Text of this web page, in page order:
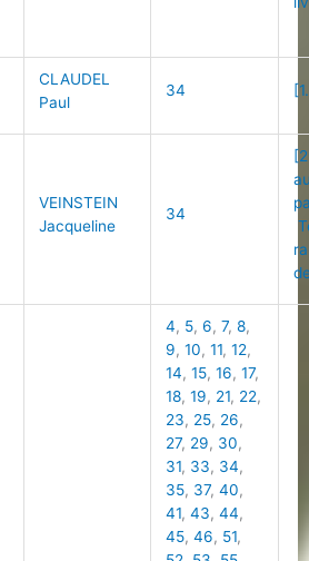
CLAUDEL
Paul
34
VEINSTEIN
Jacqueline
34
4, 5,6,7,8,
9,10,11,12,
14,15,16,17,
18,19, 21, 22,
23, 25, 26,
27, 29, 30,
31, 33, 34,
35, 37,40,
41,43,44,
45,46, 51,